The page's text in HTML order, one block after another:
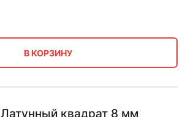
В КОРЗИНУ
Латунный квадрат 8 мм